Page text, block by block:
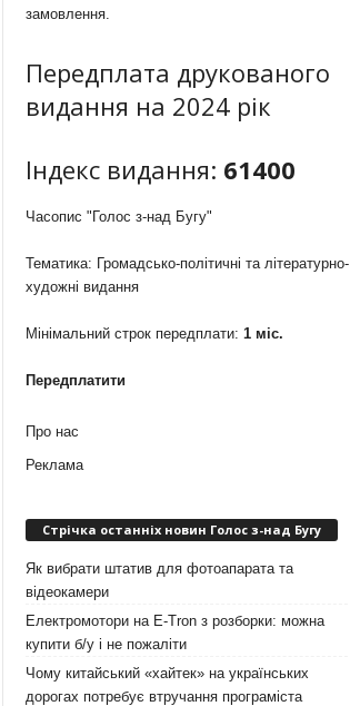
замовлення.
Передплата друкованого
видання на 2024 рік
Індекс видання: 61400
Часопис "Голос з-над Бугу"
Тематика: Громадсько-політичні та літературно-
художні видання
Мінімальний строк передплати: 1 міс.
Передплатити
Про нас
Реклама
Стрічка останніх новин Голос з-над Бугу
Як вибрати штатив для фотоапарата та
відеокамери
Електромотори на E-Tron з розборки: можна
купити б/у і не пожаліти
Чому китайський «хайтек» на українських
дорогах потребує втручання програміста